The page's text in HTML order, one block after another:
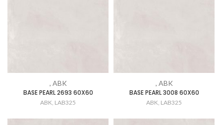
, ABK
BASE PEARL 2693 60X60
ABK, LAB325
, ABK
BASE PEARL 3008 60X60
ABK, LAB325